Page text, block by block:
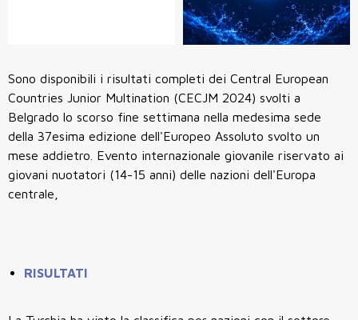
Sono disponibili i risultati completi dei Central European
Countries Junior Multination (CECJM 2024) svolti a
Belgrado lo scorso fine settimana nella medesima sede
della 37esima edizione dell'Europeo Assoluto svolto un
mese addietro. Evento internazionale giovanile riservato ai
giovani nuotatori (14-15 anni) delle nazioni dell'Europa
centrale,
RISULTATI